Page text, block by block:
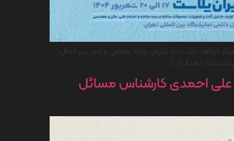
علی احمدی کارشناس مسائل